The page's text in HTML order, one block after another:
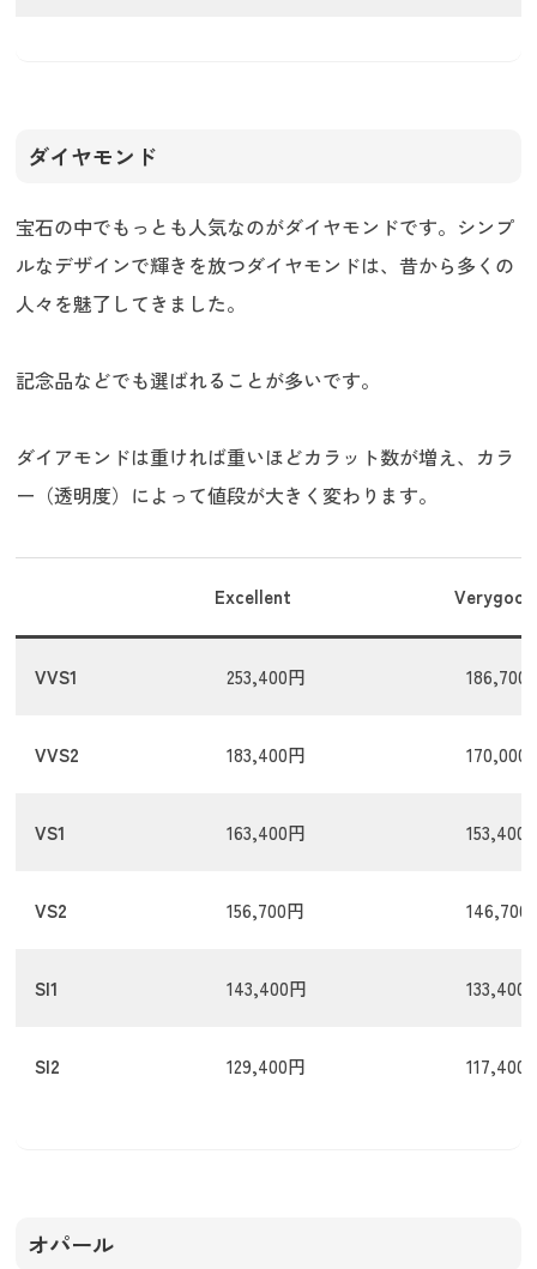
ダイヤモンド
宝石の中でもっとも人気なのがダイヤモンドです。シンプ
ルなデザインで輝きを放つダイヤモンドは、昔から多くの
人々を魅了してきました。
記念品などでも選ばれることが多いです。
ダイアモンドは重ければ重いほどカラット数が増え、カラ
ー（透明度）によって値段が大きく変わります。
Excellent Verygood
VVS1 253,400円 186,700
VVS2 183,400円 170,000
VS1 163,400円 153,400
VS2 156,700円 146,700
SI1 143,400円 133,400
SI2 129,400円 117,400
オパール